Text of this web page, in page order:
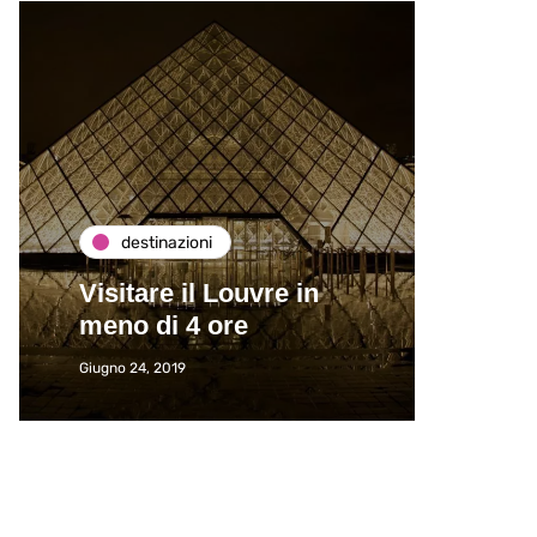
destinazioni
Visitare il Louvre in
meno di 4 ore
Giugno 24, 2019